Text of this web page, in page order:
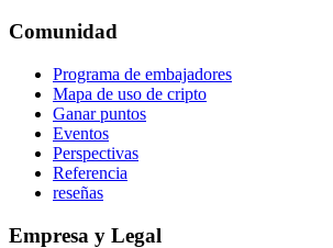
Comunidad
Programa de embajadores
Mapa de uso de cripto
Ganar puntos
Eventos
Perspectivas
Referencia
reseñas
Empresa y Legal